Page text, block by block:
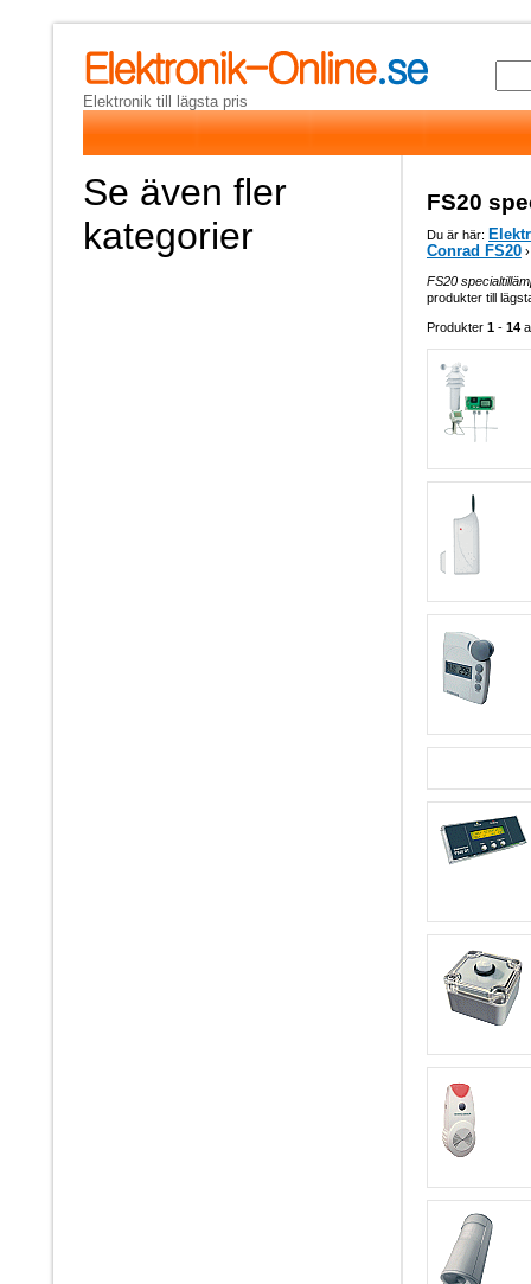
Elektronik till lägsta pris
FS20
Du är här:
Conrad FS20
FS20
produkter till
Produkter 1 - 14
Se även fler
kategorier